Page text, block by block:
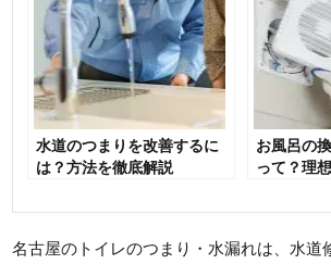
水道のつまりを改善するに
は？方法を徹底解説
お風呂の
って？理
名古屋のトイレのつまり・水漏れは、水道